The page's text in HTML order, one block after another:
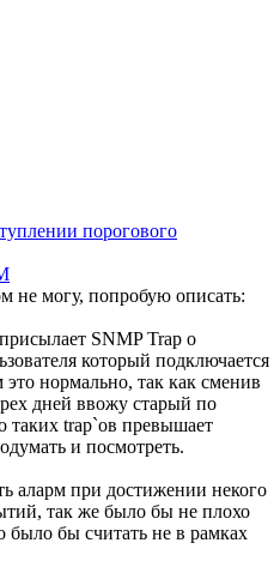
порогового
не могу, попробую описать:
SNMP Trap о
который подключается
нормально, так как сменив
дней ввожу старый по
таких trap`ов превышает
и посмотреть.
аларм при достижении некого
так же было бы не плохо
было бы считать не в рамках